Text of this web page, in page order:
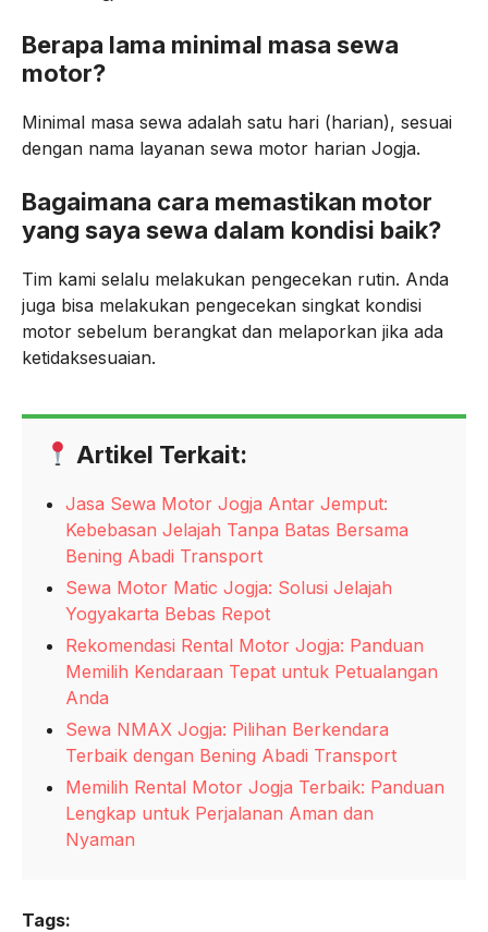
Berapa lama minimal masa sewa
motor?
Minimal masa sewa adalah satu hari (harian), sesuai
dengan nama layanan sewa motor harian Jogja.
Bagaimana cara memastikan motor
yang saya sewa dalam kondisi baik?
Tim kami selalu melakukan pengecekan rutin. Anda
juga bisa melakukan pengecekan singkat kondisi
motor sebelum berangkat dan melaporkan jika ada
ketidaksesuaian.
Artikel Terkait:
Jasa Sewa Motor Jogja Antar Jemput:
Kebebasan Jelajah Tanpa Batas Bersama
Bening Abadi Transport
Sewa Motor Matic Jogja: Solusi Jelajah
Yogyakarta Bebas Repot
Rekomendasi Rental Motor Jogja: Panduan
Memilih Kendaraan Tepat untuk Petualangan
Anda
Sewa NMAX Jogja: Pilihan Berkendara
Terbaik dengan Bening Abadi Transport
Memilih Rental Motor Jogja Terbaik: Panduan
Lengkap untuk Perjalanan Aman dan
Nyaman
Tags: